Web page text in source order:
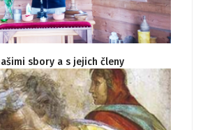
sbory a s jejich členy